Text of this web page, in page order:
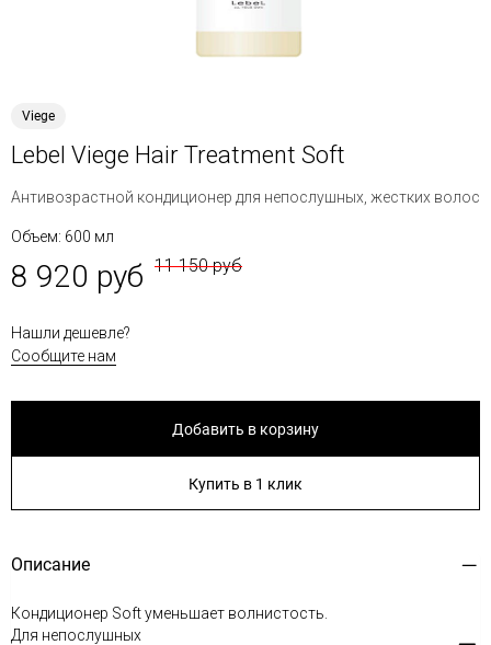
Viege
Lebel Viege Hair Treatment Soft
Антивозрастной кондиционер для непослушных, жестких волос
Объем: 600 мл
8 920 руб 11 150 руб
Нашли дешевле?
Сообщите нам
Добавить в корзину
Купить в 1 клик
Описание
Кондиционер Soft уменьшает волнистость.
Для непослушных